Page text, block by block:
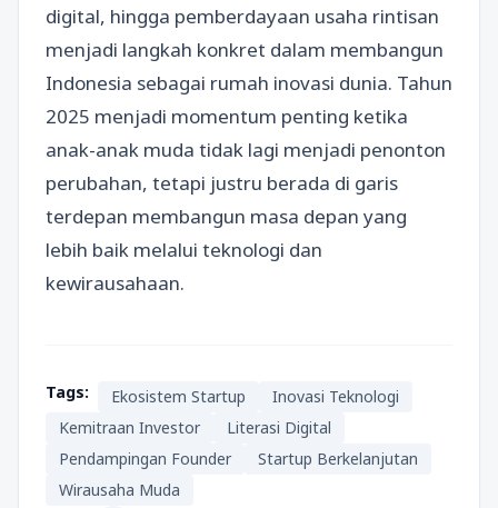
digital, hingga pemberdayaan usaha rintisan
menjadi langkah konkret dalam membangun
Indonesia sebagai rumah inovasi dunia. Tahun
2025 menjadi momentum penting ketika
anak-anak muda tidak lagi menjadi penonton
perubahan, tetapi justru berada di garis
terdepan membangun masa depan yang
lebih baik melalui teknologi dan
kewirausahaan.
Tags: Ekosistem Startup
Inovasi Teknologi
Kemitraan Investor
Literasi Digital
Pendampingan Founder
Startup Berkelanjutan
Wirausaha Muda